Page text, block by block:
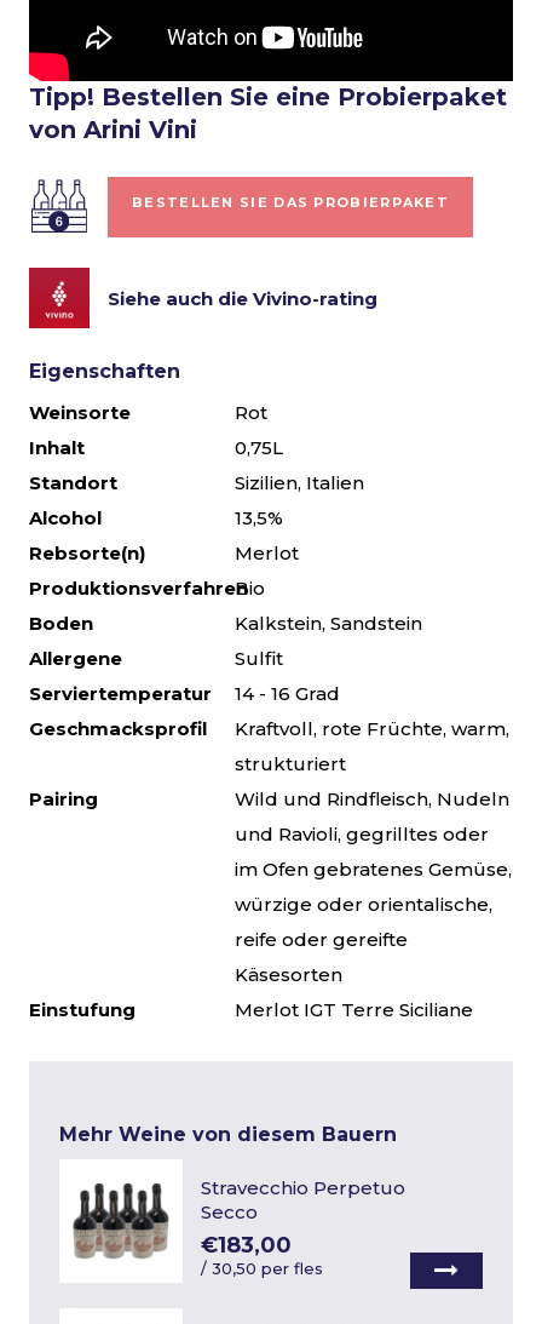
Tipp! Bestellen Sie eine Probierpaket
von Arini Vini
BESTELLEN SIE DAS PROBIERPAKET
Siehe auch die Vivino-rating
Eigenschaften
Weinsorte
Rot
Inhalt
0,75L
Standort
Sizilien, Italien
Alcohol
13,5%
Rebsorte(n)
Merlot
ProduktionsverfahrenBio
Boden
Kalkstein, Sandstein
Allergene
Sulfit
Serviertemperatur
14 - 16 Grad
Geschmacksprofil
Kraftvoll, rote Früchte, warm,
strukturiert
Pairing
Wild und Rindfleisch, Nudeln
und Ravioli, gegrilltes oder
im Ofen gebratenes Gemüse,
würzige oder orientalische,
reife oder gereifte
Käsesorten
Einstufung
Merlot IGT Terre Siciliane
Mehr Weine von diesem Bauern
Stravecchio Perpetuo
Secco
€183,00
/30,50 per fles